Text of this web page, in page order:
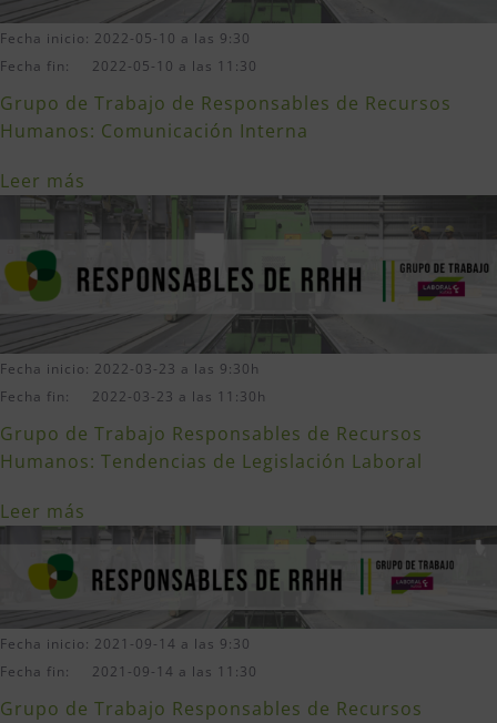
Fecha inicio: 2022-05-10 a las 9:30
Fecha fin: 2022-05-10 a las 11:30
Grupo de Trabajo de Responsables de Recursos
Humanos: Comunicación Interna
Leer más
Fecha inicio: 2022-03-23 a las 9:30h
Fecha fin: 2022-03-23 a las 11:30h
Grupo de Trabajo Responsables de Recursos
Humanos: Tendencias de Legislación Laboral
Leer más
Fecha inicio: 2021-09-14 a las 9:30
Fecha fin: 2021-09-14 a las 11:30
Grupo de Trabajo Responsables de Recursos